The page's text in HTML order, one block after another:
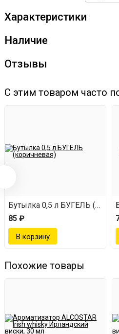
Характеристики
Наличие
Отзывы
С этим товаром часто
Бутылка 0,5 л БУГЕЛЬ
85 ₽
Похожие товары